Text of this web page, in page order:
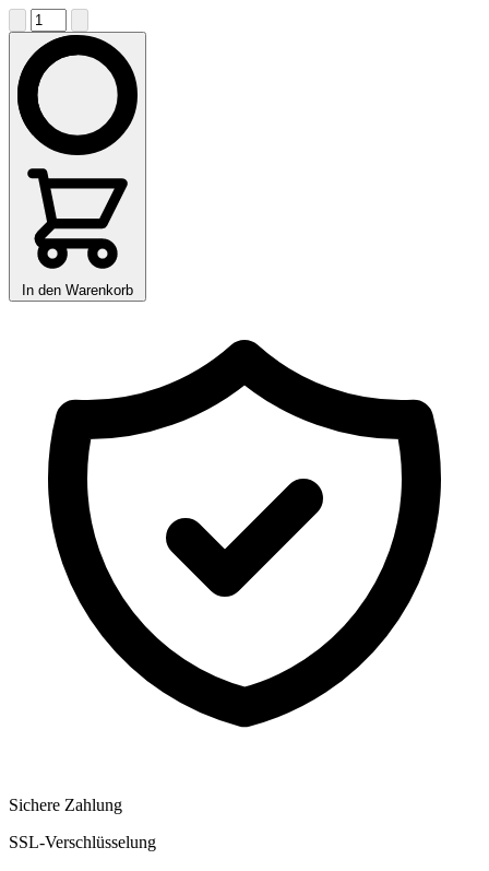
In den Warenkorb
Sichere Zahlung
SSL-Verschlüsselung